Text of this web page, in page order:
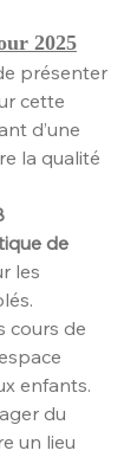
2025
présenter
cette
d’une
la qualité
de
les
cours de
enfants.
du
un lieu